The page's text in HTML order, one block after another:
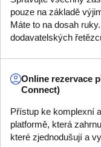
pouze na základě
Máte to na dosah
dodavatelských
Online rezervace
Connect)
Přístup ke komplexní
platformě, která
které zjednodušují a